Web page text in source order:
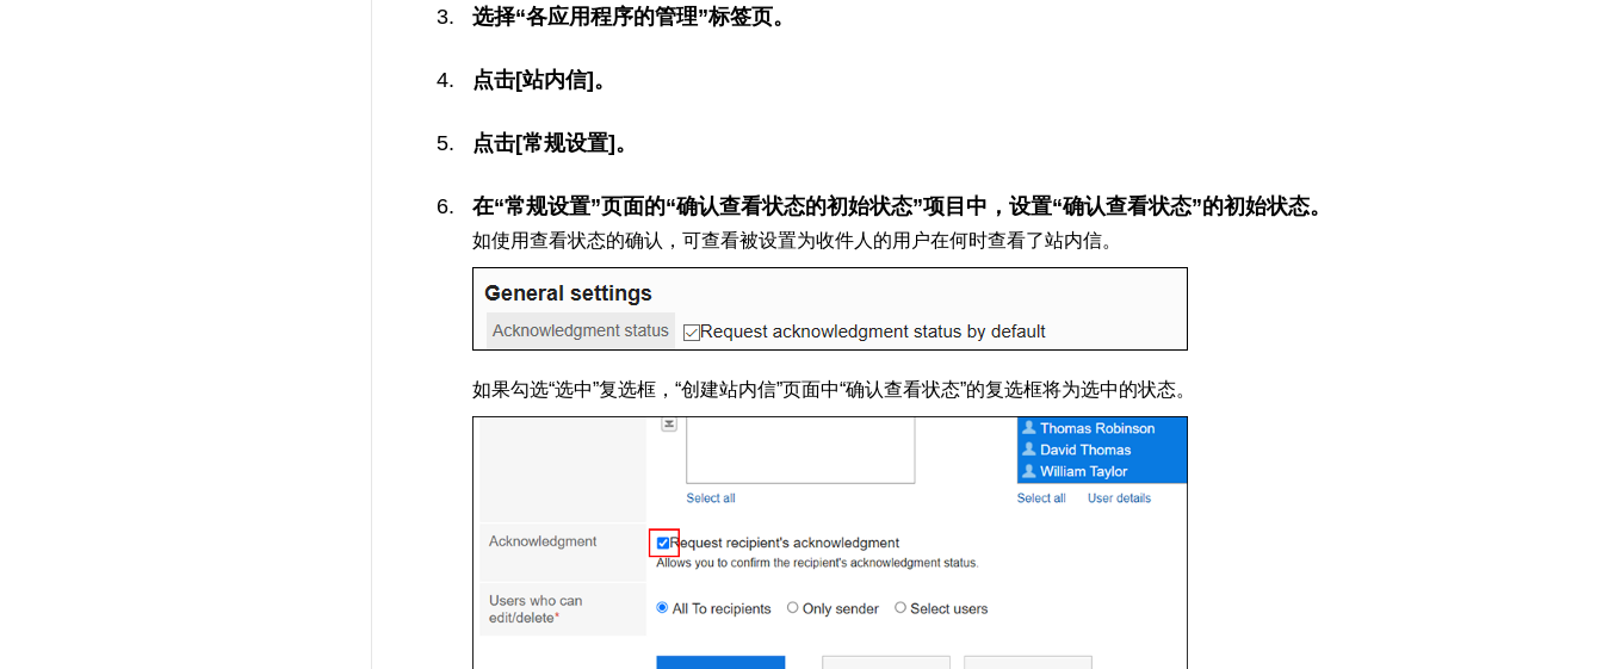
选择“各应用程序的管理”标签页。
点击[站内信]。
点击[常规设置]。
在“常规设置”页面的“确认查看状态的初始状态”项目中，设置“确认查看状态”的初始状态。
如使用查看状态的确认，可查看被设置为收件人的用户在何时查看了站内信。
如果勾选“选中”复选框，“创建站内信”页面中“确认查看状态”的复选框将为选中的状态。